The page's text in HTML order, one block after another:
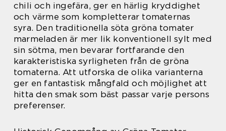
chili och ingefära, ger en härlig kryddighet
och värme som kompletterar tomaternas
syra. Den traditionella söta gröna tomater
marmeladen är mer lik konventionell sylt med
sin sötma, men bevarar fortfarande den
karakteristiska syrligheten från de gröna
tomaterna. Att utforska de olika varianterna
ger en fantastisk mångfald och möjlighet att
hitta den smak som bäst passar varje persons
preferenser.